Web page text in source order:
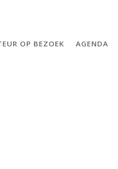
OP BEZOEK AGENDA